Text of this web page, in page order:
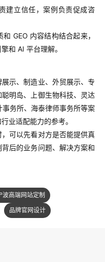
建立信任，案例负责促成咨
GEO 内容结构结合起来，
和 AI 平台理解。
示、制造业、外贸展示、专
明岛、上御生物科技、灵达
务所、海泰律师事务所等案
业适配能力的参考。
可以先看对方是否能提供真
后的业务问题、解决方案和
波高端网站定制
品牌官网设计